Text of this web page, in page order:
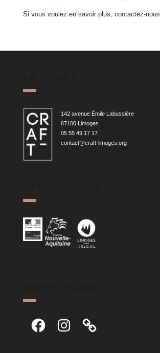
Si vous voulez en savoir plus, contactez-nous
142 avenue Émile Labussière
87100 Limoges
05 55 49 17 17
contact@craft-limoges.org
FacebookInstagram